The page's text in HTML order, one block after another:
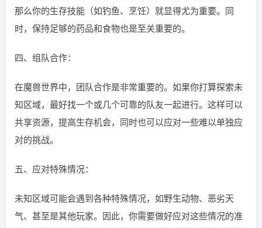
那么你的生存技能（如钓鱼、烹饪）就显得尤为重要。同
时，保持足够的药品和食物也是至关重要的。
四、组队合作：
在魔兽世界中，团队合作是非常重要的。如果你打算探索未
知区域，最好找一个或几个可靠的队友一起进行。这样可以
共享资源，提高生存机会，同时也可以应对一些难以单独应
对的挑战。
五、应对特殊情况：
未知区域可能会遇到各种特殊情况，如野生动物、恶劣天
气、甚至是其他玩家。因此，你需要做好应对这些情况的准